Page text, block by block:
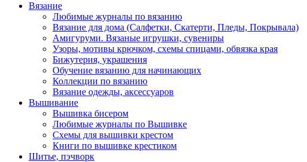
Вязание
Любимые журналы по вязанию
Вязание для дома (Салфетки, Скатерти, Пледы, Покрывала)
Амигуруми. Вязаные игрушки, сувениры
Узоры, мотивы крючком, схемы спицами, обвязка края
Бижутерия, украшения
Обучение вязанию для начинающих
Коллекции по вязанию
Вязание одежды, аксессуаров
Вышивание
Вышивка бисером
Любимые журналы по Вышивке
Схемы для вышивки крестом
Книги по вышивке крестиком
Шитье, пэчворк